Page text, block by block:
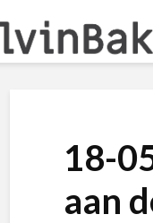
18-
aan